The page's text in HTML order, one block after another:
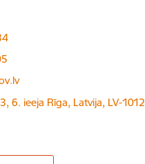
6. ieeja Rīga, Latvija, LV-1012